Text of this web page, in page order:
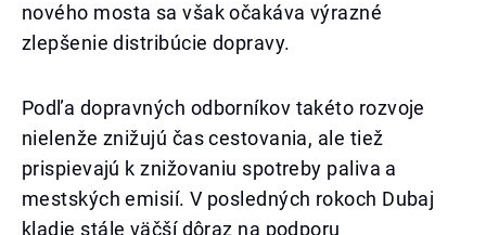
nového mosta sa však očakáva výrazné
zlepšenie distribúcie dopravy.
Podľa dopravných odborníkov takéto rozvoje
nielenže znižujú čas cestovania, ale tiež
prispievajú k znižovaniu spotreby paliva a
mestských emisií. V posledných rokoch Dubaj
kladie stále väčší dôraz na podporu